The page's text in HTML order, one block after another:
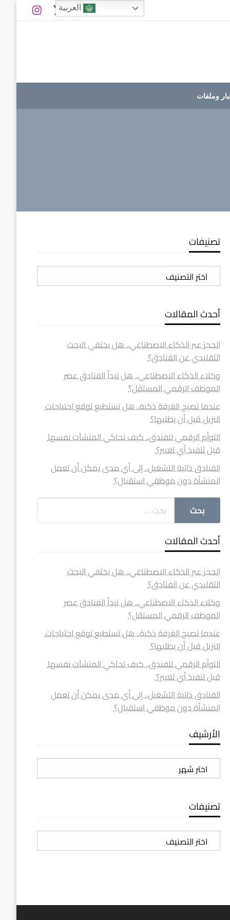
وملفات
تصنيفات
تصنيفات
أحدث المقالات
الحجز عبر الذكاء الاصطناعي.. هل يختفي البحث
التقليدي عن الفنادق؟
وكلاء الذكاء الاصطناعي.. هل تبدأ الفنادق عصر
الموظف الرقمي المستقل؟
عندما تصبح الغرفة ذكية.. هل تستطيع توقع احتياجات
النزيل قبل أن يطلبها؟
التوأم الرقمي للفندق.. كيف تحاكي المنشآت نفسها
قبل تنفيذ أي تغيير؟
الفنادق ذاتية التشغيل.. إلى أي مدى يمكن أن تعمل
المنشأة دون موظفي استقبال؟
أحدث المقالات
الحجز عبر الذكاء الاصطناعي.. هل يختفي البحث
التقليدي عن الفنادق؟
وكلاء الذكاء الاصطناعي.. هل تبدأ الفنادق عصر
الموظف الرقمي المستقل؟
عندما تصبح الغرفة ذكية.. هل تستطيع توقع احتياجات
النزيل قبل أن يطلبها؟
التوأم الرقمي للفندق.. كيف تحاكي المنشآت نفسها
قبل تنفيذ أي تغيير؟
الفنادق ذاتية التشغيل.. إلى أي مدى يمكن أن تعمل
المنشأة دون موظفي استقبال؟
الأرشيف
الأرشيف
تصنيفات
تصنيفات
العربية